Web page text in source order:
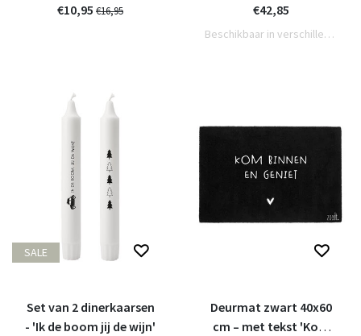
weekplanner voor
€10,95 €16,95
tekstjes en foto riet
€42,85
Beschikbaar in verschillende varianten
SALE
Set van 2 dinerkaarsen
- 'Ik de boom jij de wijn'
Deurmat zwart 40x60
cm – met tekst 'Kom